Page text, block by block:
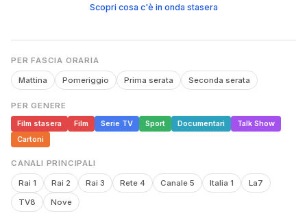
Scopri cosa c'è in onda stasera
PER FASCIA ORARIA
Mattina Pomeriggio Prima serata Seconda serata
PER GENERE
Film stasera
Film Serie TV Sport Documentari
Talk Show
Cartoni
CANALI PRINCIPALI
Rai 1 Rai 2 Rai 3 Rete 4 Canale 5 Italia 1
La7
TV8
Nove